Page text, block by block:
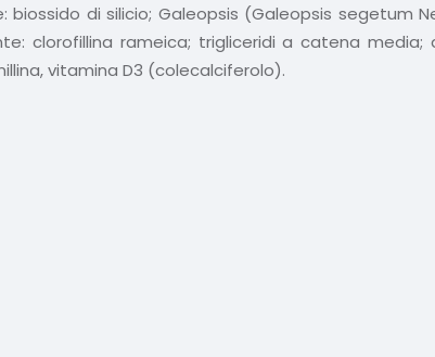
di silicio; Galeopsis (Galeopsis segetum
clorofillina rameica; trigliceridi a catena media;
vitamina D3 (colecalciferolo).